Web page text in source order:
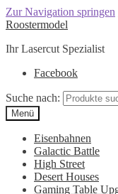
Zur Navigation springen
Roostermodel
Ihr Lasercut Spezialist
Facebook
Suche nach:
Menü
Eisenbahnen
Galactic Battle
High Street
Desert Houses
Gaming Table